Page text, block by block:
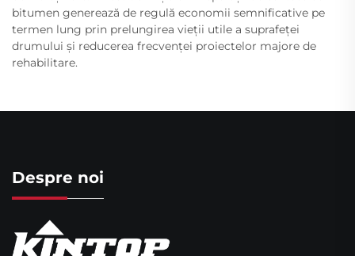
bitumen generează de regulă economii semnificative pe
termen lung prin prelungirea vieții utile a suprafeței
drumului și reducerea frecvenței proiectelor majore de
rehabilitare.
Despre noi